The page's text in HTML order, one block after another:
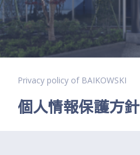
Privacy policy of BAIKOWSKI
個人情報保護方針